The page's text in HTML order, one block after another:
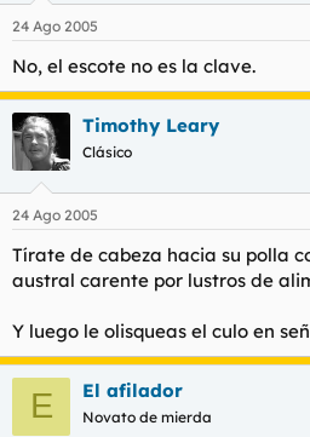
24 Ago 2005
No, el escote no es la clave.
Timothy Leary
Clásico
24 Ago 2005
Tírate de cabeza hacia su polla
austral carente por lustros de
Y luego le olisqueas el culo en
E El afilador
Novato de mierda